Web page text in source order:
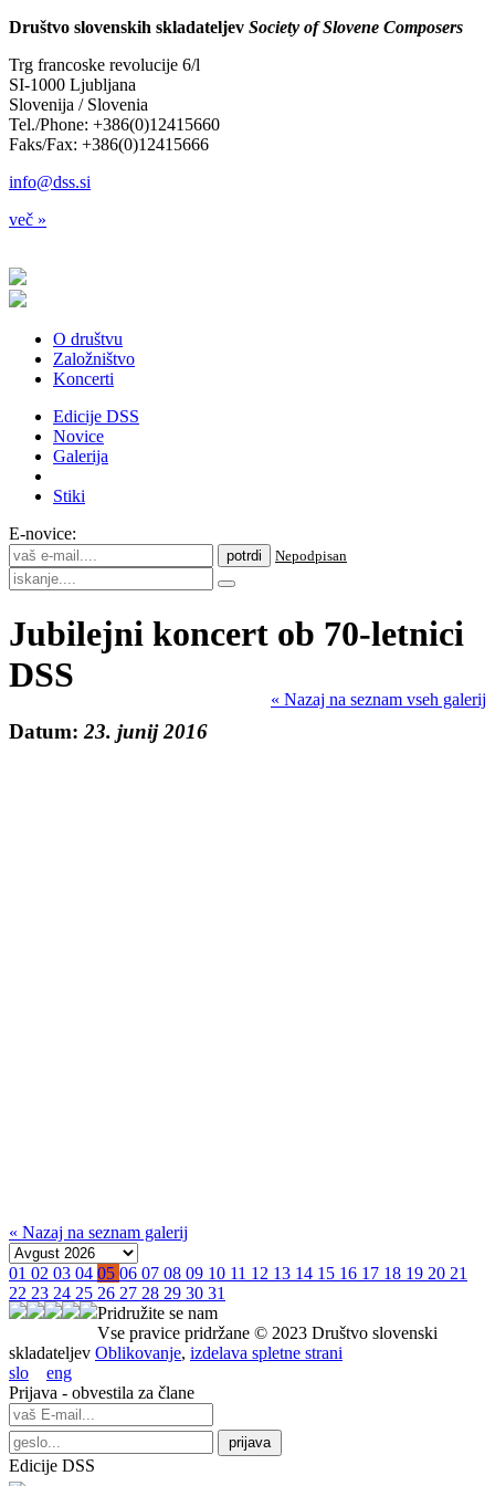
Društvo slovenskih skladateljev Society of Slovene Composers
Trg francoske revolucije 6/l
SI-1000 Ljubljana
Slovenija / Slovenia
Tel./Phone: +386(0)12415660
Faks/Fax: +386(0)12415666
info@dss.si
več »
O društvu
Založništvo
Koncerti
Edicije DSS
Novice
Galerija
Stiki
E-novice:
Nepodpisan
Jubilejni koncert ob 70-letnici
DSS
« Nazaj na seznam vseh galerij
Datum: 23. junij 2016
« Nazaj na seznam galerij
01 02 03 04 05 06 07 08 09 10 11 12 13 14 15 16 17 18 19 20 21
22 23 24 25 26 27 28 29 30 31
Pridružite se nam
Vse pravice pridržane © 2023 Društvo slovenski
skladateljev Oblikovanje, izdelava spletne strani
slo
eng
Prijava - obvestila za člane
Edicije DSS